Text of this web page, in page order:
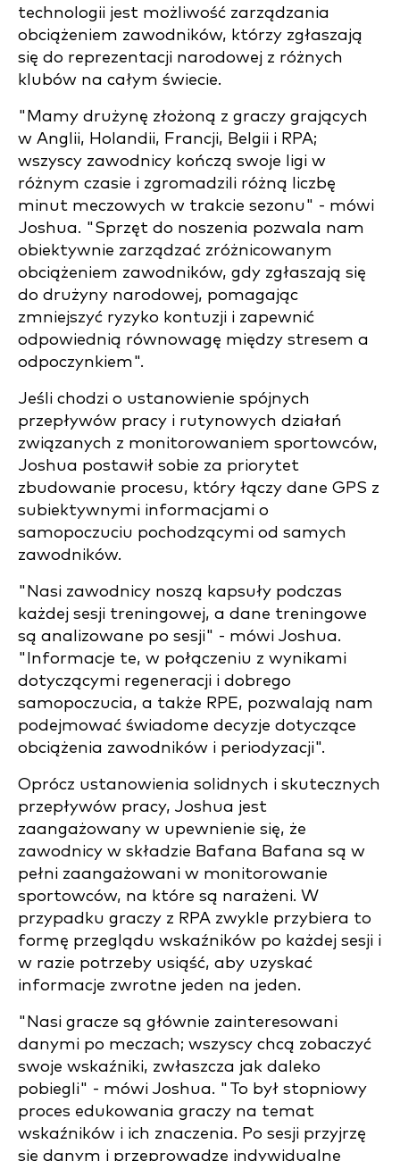
technologii jest możliwość zarządzania
obciążeniem zawodników, którzy zgłaszają
się do reprezentacji narodowej z różnych
klubów na całym świecie.
"Mamy drużynę złożoną z graczy grających
w Anglii, Holandii, Francji, Belgii i RPA;
wszyscy zawodnicy kończą swoje ligi w
różnym czasie i zgromadzili różną liczbę
minut meczowych w trakcie sezonu" - mówi
Joshua. "Sprzęt do noszenia pozwala nam
obiektywnie zarządzać zróżnicowanym
obciążeniem zawodników, gdy zgłaszają się
do drużyny narodowej, pomagając
zmniejszyć ryzyko kontuzji i zapewnić
odpowiednią równowagę między stresem a
odpoczynkiem".
Jeśli chodzi o ustanowienie spójnych
przepływów pracy i rutynowych działań
związanych z monitorowaniem sportowców,
Joshua postawił sobie za priorytet
zbudowanie procesu, który łączy dane GPS z
subiektywnymi informacjami o
samopoczuciu pochodzącymi od samych
zawodników.
"Nasi zawodnicy noszą kapsuły podczas
każdej sesji treningowej, a dane treningowe
są analizowane po sesji" - mówi Joshua.
"Informacje te, w połączeniu z wynikami
dotyczącymi regeneracji i dobrego
samopoczucia, a także RPE, pozwalają nam
podejmować świadome decyzje dotyczące
obciążenia zawodników i periodyzacji".
Oprócz ustanowienia solidnych i skutecznych
przepływów pracy, Joshua jest
zaangażowany w upewnienie się, że
zawodnicy w składzie Bafana Bafana są w
pełni zaangażowani w monitorowanie
sportowców, na które są narażeni. W
przypadku graczy z RPA zwykle przybiera to
formę przeglądu wskaźników po każdej sesji i
w razie potrzeby usiąść, aby uzyskać
informacje zwrotne jeden na jeden.
"Nasi gracze są głównie zainteresowani
danymi po meczach; wszyscy chcą zobaczyć
swoje wskaźniki, zwłaszcza jak daleko
pobiegli" - mówi Joshua. "To był stopniowy
proces edukowania graczy na temat
wskaźników i ich znaczenia. Po sesji przyjrzę
się danym i przeprowadzę indywidualne